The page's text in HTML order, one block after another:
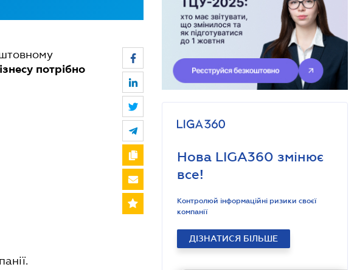
потрібно
Нова LIGA360 змінює
все!
Контролюй інформаційні ризики своєї
компанії
ДІЗНАТИСЯ БІЛЬШЕ